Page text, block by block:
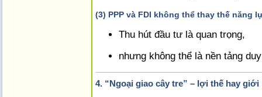
(3) PPP và FDI không thể thay thế năng
Thu hút đầu tư là quan trọng,
nhưng không thể là nền tảng
4. “Ngoại giao cây tre” – lợi thế hay